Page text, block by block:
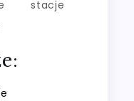
stacje